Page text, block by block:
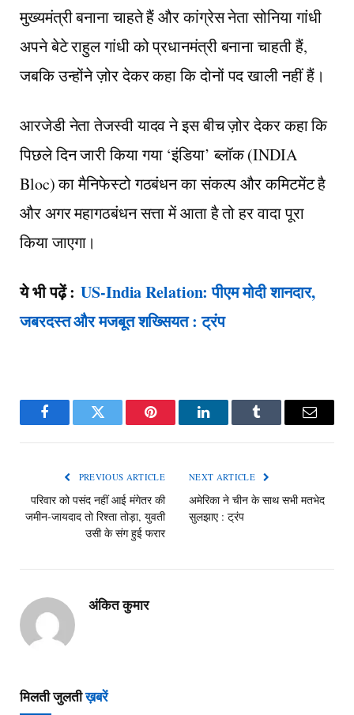
मुख्यमंत्री बनाना चाहते हैं और कांग्रेस नेता सोनिया गांधी
अपने बेटे राहुल गांधी को प्रधानमंत्री बनाना चाहती हैं,
जबकि उन्होंने ज़ोर देकर कहा कि दोनों पद खाली नहीं हैं।
आरजेडी नेता तेजस्वी यादव ने इस बीच ज़ोर देकर कहा कि
पिछले दिन जारी किया गया ‘इंडिया’ ब्लॉक (INDIA
Bloc) का मैनिफेस्टो गठबंधन का संकल्प और कमिटमेंट है
और अगर महागठबंधन सत्ता में आता है तो हर वादा पूरा
किया जाएगा।
ये भी पढ़ें :US-India Relation: पीएम मोदी शानदार,
जबरदस्त और मजबूत शख्सियत : ट्रंप
FacebookTwitter Pinterest LinkedInTumblr Email
PREVIOUS ARTICLE
परिवार को पसंद नहीं आई मंगेतर की
जमीन-जायदाद तो रिश्ता तोड़ा, युवती
उसी के संग हुई फरार
NEXT ARTICLE
अमेरिका ने चीन के साथ सभी मतभेद
सुलझाए : ट्रंप
अंकित कुमार
मिलती जुलतीख़बरें